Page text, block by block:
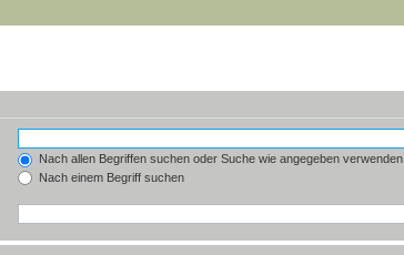
Nach allen Begriffen suchen oder Suche wie angegeben verwenden
Nach einem Begriff suchen